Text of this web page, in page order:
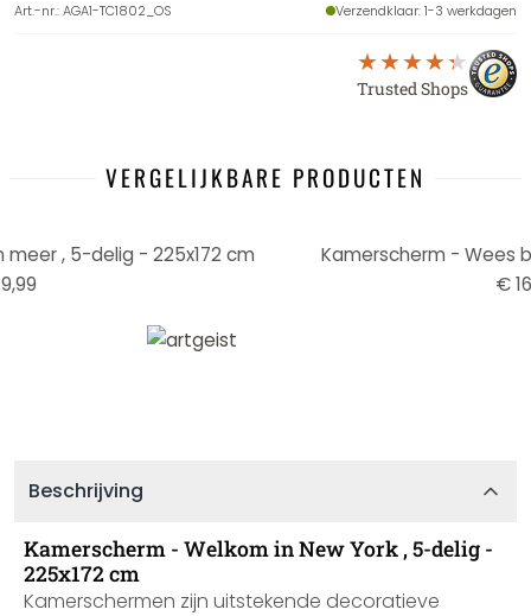
Art.-nr.:AGA1-TC1802_OS Verzendklaar: 1-3 werkdagen
Trusted Shops
VERGELIJKBARE PRODUCTEN
, 5-delig - 225x172 cm
Kamerscherm - Wees
€
Beschrijving
Kamerscherm - Welkom in New York , 5-delig -
225x172 cm
Kamerschermen zijn uitstekende decoratieve